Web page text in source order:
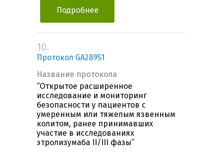
Подробнее
10.
Протокол GA28951
Название протокола
“Открытое расширенное
исследование и мониторинг
безопасности у пациентов с
умеренным или тяжелым язвенным
колитом, ранее принимавших
участие в исследованиях
этролизумаба II/III фазы”